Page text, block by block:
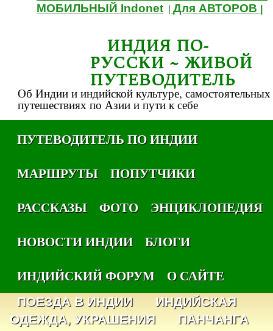
МОБИЛЬНЫЙ Indonet |Для АВТОРОВ
ИНДИЯ ПО-
РУССКИ ~ ЖИВОЙ
ПУТЕВОДИТЕЛЬ
Об Индии и индийской культуре, самостоятельных
путешествиях по Азии и пути к себе
ПУТЕВОДИТЕЛЬ ПО ИНДИИ
МАРШРУТЫ
ПОПУТЧИКИ
РАССКАЗЫ
ФОТО
ЭНЦИКЛОПЕДИЯ
НОВОСТИ ИНДИИ
БЛОГИ
ИНДИЙСКИЙ ФОРУМ
О САЙТЕ
ПОЕЗДА В ИНДИИ
ИНДИЙСКАЯ
ОДЕЖДА, УКРАШЕНИЯ
ПАНЧАНГА